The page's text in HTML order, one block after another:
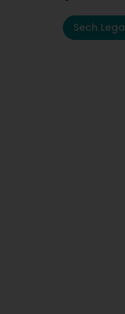
Sech